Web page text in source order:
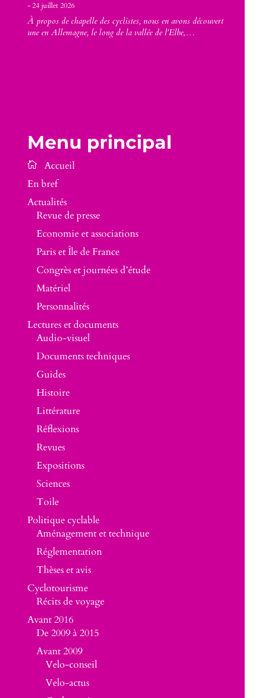
24 juillet 2026
À propos de chapelle des cyclistes, nous en avons découvert
une en Allemagne, le long de la vallée de l'Elbe,…
Menu principal
En bref
Actualités
Revue de presse
Economie et associations
Paris et Île de France
Congrès et journées d’étude
Matériel
Personnalités
Lectures et documents
Audio-visuel
Documents techniques
Guides
Histoire
Littérature
Réflexions
Revues
Expositions
Sciences
Toile
Politique cyclable
Aménagement et technique
Réglementation
Thèses et avis
Cyclotourisme
Récits de voyage
Avant 2016
De 2009 à 2015
Avant 2009
Velo-conseil
Velo-actus